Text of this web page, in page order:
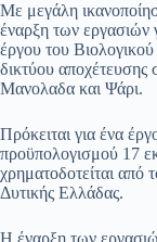
​Με μεγάλη
έναρξη των εργασιών
έργου του
δικτύου
Μανολαδα και Ψάρι.
​Πρόκειται για ένα
προϋπολογισμού 17
χρηματοδοτείται
Δυτικής Ελλάδας.